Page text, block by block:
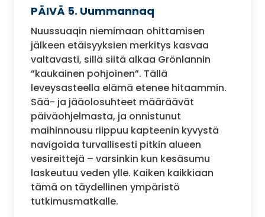
PÄIVÄ 5. Uummannaq
Nuussuaqin niemimaan ohittamisen
jälkeen etäisyyksien merkitys kasvaa
valtavasti, sillä siitä alkaa Grönlannin
”kaukainen pohjoinen”. Tällä
leveysasteella elämä etenee hitaammin.
Sää- ja jääolosuhteet määräävät
päiväohjelmasta, ja onnistunut
maihinnousu riippuu kapteenin kyvystä
navigoida turvallisesti pitkin alueen
vesireittejä – varsinkin kun kesäsumu
laskeutuu veden ylle. Kaiken kaikkiaan
tämä on täydellinen ympäristö
tutkimusmatkalle.